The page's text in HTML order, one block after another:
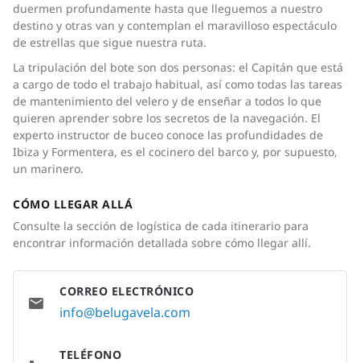
duermen profundamente hasta que lleguemos a nuestro
destino y otras van y contemplan el maravilloso espectáculo
de estrellas que sigue nuestra ruta.
La tripulación del bote son dos personas: el Capitán que está
a cargo de todo el trabajo habitual, así como todas las tareas
de mantenimiento del velero y de enseñar a todos lo que
quieren aprender sobre los secretos de la navegación. El
experto instructor de buceo conoce las profundidades de
Ibiza y Formentera, es el cocinero del barco y, por supuesto,
un marinero.
CÓMO LLEGAR ALLÁ
Consulte la sección de logística de cada itinerario para
encontrar información detallada sobre cómo llegar allí.
CORREO ELECTRÓNICO
info@belugavela.com
TELÉFONO